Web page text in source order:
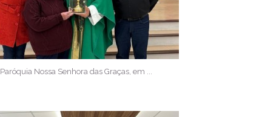
Paróquia Nossa Senhora das Graças, em ...